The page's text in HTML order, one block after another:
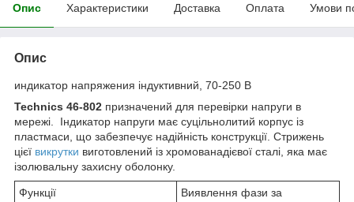
Опис Характеристики Доставка Оплата Умови
Опис
индикатор напряжения індуктивний, 70-250 В
Technics 46-802 призначений для перевірки напруги в
мережі. Індикатор напруги має суцільнолитий корпус із
пластмаси, що забезпечує надійність конструкції. Стрижень
цієї викрутки виготовлений із хромованадієвої сталі, яка має
ізолювальну захисну оболонку.
Функції
Виявлення фази за